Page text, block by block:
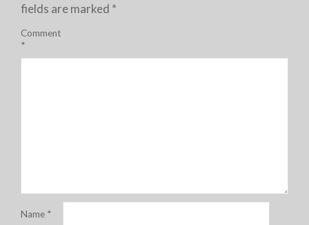
fields are marked *
Comment
*
Name *